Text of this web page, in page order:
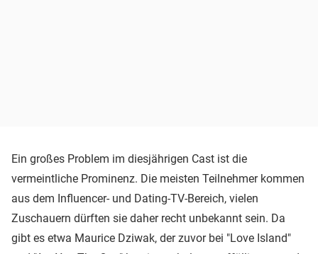
Ein großes Problem im diesjährigen Cast ist die
vermeintliche Prominenz. Die meisten Teilnehmer kommen
aus dem Influencer- und Dating-TV-Bereich, vielen
Zuschauern dürften sie daher recht unbekannt sein. Da
gibt es etwa Maurice Dziwak, der zuvor bei "Love Island"